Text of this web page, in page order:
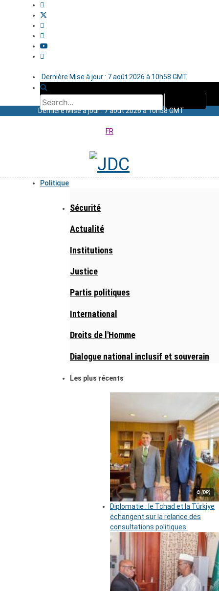
Dernière Mise à jour : 7 août 2026 à 10h58 GMT
Dernière Mise à jour : 7 août 2026 à 10h58 GMT
FR
Politique
Sécurité
Actualité
Institutions
Justice
Partis politiques
International
Droits de l'Homme
Dialogue national inclusif et souverain
Les plus récents
© (DR)
Diplomatie : le Tchad et la Türkiye
échangent sur la relance des
consultations politiques